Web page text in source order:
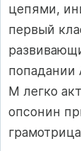
цепями,
первый
попадании
М легко
опсонин